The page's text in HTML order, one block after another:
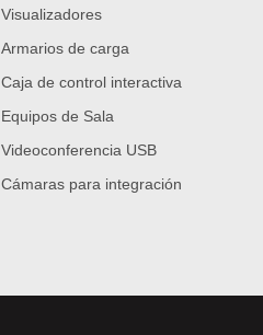
Visualizadores
Armarios de carga
Caja de control interactiva
Equipos de Sala
Videoconferencia USB
Cámaras para integración